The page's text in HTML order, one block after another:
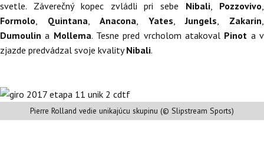
svetle. Záverečný kopec zvládli pri sebe Nibali Pozzovivo
Formolo
Quintana ,Anacona Yates ,Jungels Zakarin
Dumoulin a Mollema. Tesne pred vrcholom atakoval Pinot a v
zjazde predvádzal svoje kvalityNibali.
Pierre Rolland vedie unikajúcu skupinu (© Slipstream Sports)